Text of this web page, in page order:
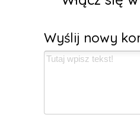
Wyślij nowy